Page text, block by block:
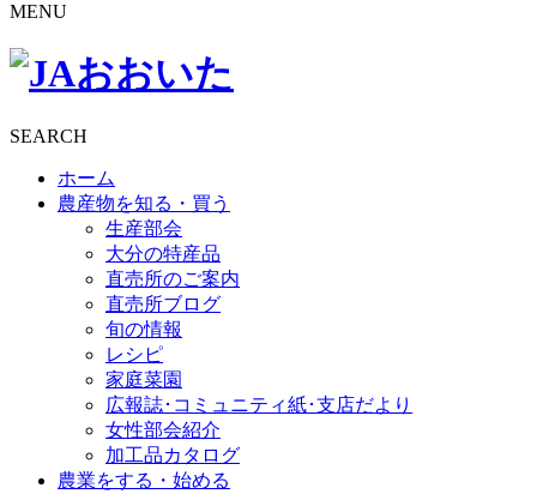
MENU
SEARCH
ホーム
農産物を知る・買う
生産部会
大分の特産品
直売所のご案内
直売所ブログ
旬の情報
レシピ
家庭菜園
広報誌･コミュニティ紙･支店だより
女性部会紹介
加工品カタログ
農業をする・始める